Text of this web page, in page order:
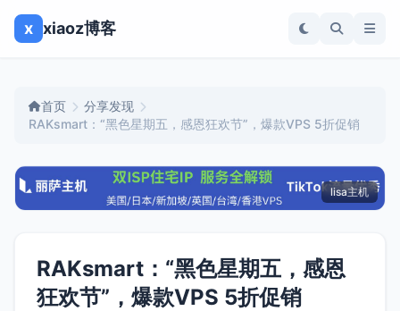
x xiaoz博客
首页
分享发现
RAKsmart：“黑色星期五，感恩狂欢节”，爆款VPS 5折促销
lisa主机
RAKsmart：“黑色星期五，感恩
狂欢节”，爆款VPS 5折促销